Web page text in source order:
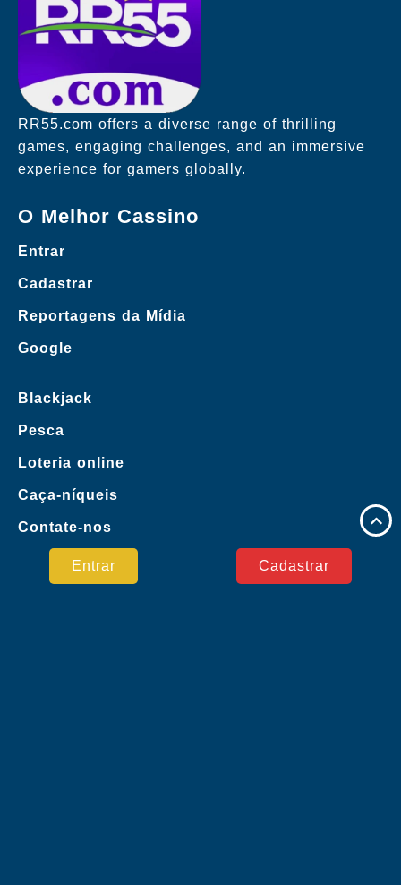
RR55.com offers a diverse range of thrilling
games, engaging challenges, and an immersive
experience for gamers globally.
O Melhor Cassino
Entrar
Cadastrar
Reportagens da Mídia
Google
Blackjack
Pesca
Loteria online
Caça-níqueis
Contate-nos
Reportagens da Mídia
Entrar Cadastrar